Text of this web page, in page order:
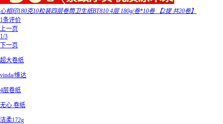
心相印180克10粒装四层卷筒卫生纸BT810 4层 180g/卷*10卷 【2提 共20卷】
1条评价
上一页
1/3
下一页
超大卷纸
vinda/维达
4层卷纸
无心 卷纸
洁柔172g